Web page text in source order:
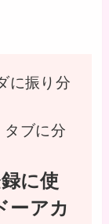
に振り分
タブに分
に使
ーアカ